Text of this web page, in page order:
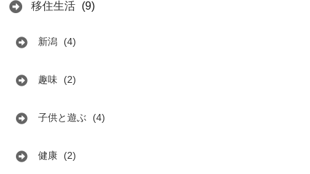
移住生活 (9)
新潟 (4)
趣味 (2)
子供と遊ぶ (4)
健康 (2)